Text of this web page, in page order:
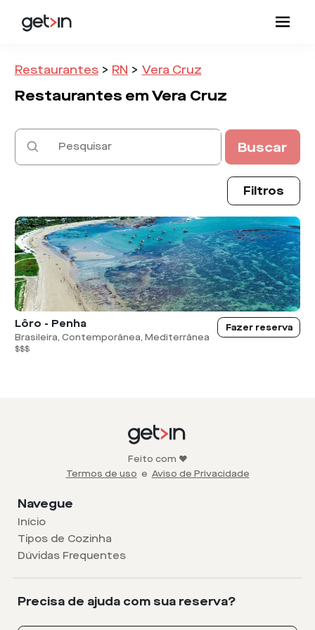
Restaurantes > RN > Vera Cruz
Restaurantes emVera Cruz
Buscar
Filtros
Lôro - Penha
Brasileira, Contemporânea, Mediterrânea
$$$
Fazer reserva
Feito com ❤️
Termos de uso e Aviso de Privacidade
Navegue
Início
Tipos de Cozinha
Dúvidas Frequentes
Precisa de ajuda com sua reserva?